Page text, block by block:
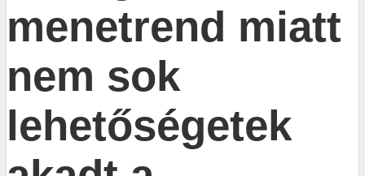
menetrend miatt
nem sok
lehetőségetek